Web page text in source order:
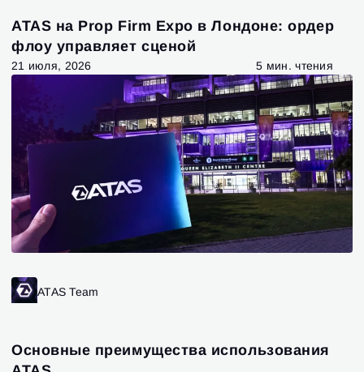
ATAS на Prop Firm Expo в Лондоне: ордер
флоу управляет сценой
21 июля, 2026 5 мин. чтения
ATAS Team
Основные преимущества использования